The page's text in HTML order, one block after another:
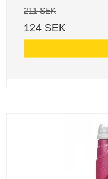
211 SEK
124 SEK